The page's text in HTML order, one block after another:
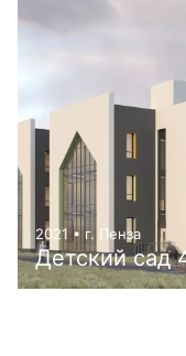
2021 • г. Пенза
Детский сад